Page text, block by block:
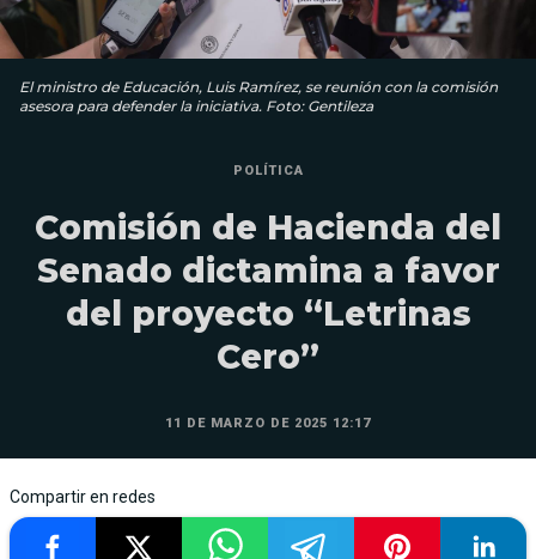
El ministro de Educación, Luis Ramírez, se reunión con la comisión
asesora para defender la iniciativa. Foto: Gentileza
POLÍTICA
Comisión de Hacienda del
Senado dictamina a favor
del proyecto “Letrinas
Cero”
11 DE MARZO DE 2025 12:17
Compartir en redes